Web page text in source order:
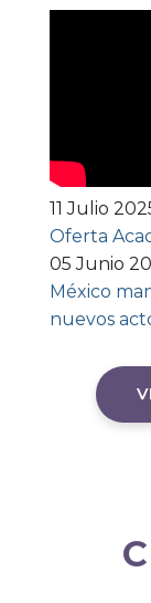
11 Julio
Oferta
05 Junio
México
nuevos